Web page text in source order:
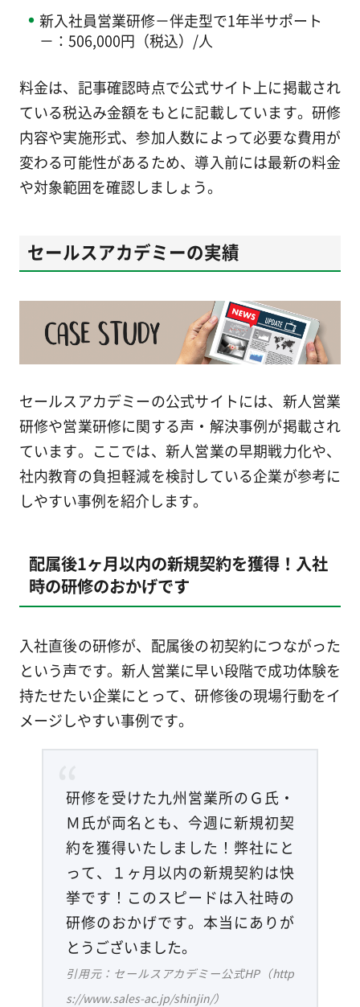
新入社員営業研修－伴走型で1年半サポート
－：506,000円（税込）/人
料金は、記事確認時点で公式サイト上に掲載され
ている税込み金額をもとに記載しています。研修
内容や実施形式、参加人数によって必要な費用が
変わる可能性があるため、導入前には最新の料金
や対象範囲を確認しましょう。
セールスアカデミーの実績
セールスアカデミーの公式サイトには、新人営業
研修や営業研修に関する声・解決事例が掲載され
ています。ここでは、新人営業の早期戦力化や、
社内教育の負担軽減を検討している企業が参考に
しやすい事例を紹介します。
配属後1ヶ月以内の新規契約を獲得！入社
時の研修のおかげです
入社直後の研修が、配属後の初契約につながった
という声です。新人営業に早い段階で成功体験を
持たせたい企業にとって、研修後の現場行動をイ
メージしやすい事例です。
研修を受けた九州営業所のＧ氏・
Ｍ氏が両名とも、今週に新規初契
約を獲得いたしました！弊社にと
って、１ヶ月以内の新規契約は快
挙です！このスピードは入社時の
研修のおかげです。本当にありが
とうございました。
引用元：セールスアカデミー公式HP（http
s://www.sales-ac.jp/shinjin/）